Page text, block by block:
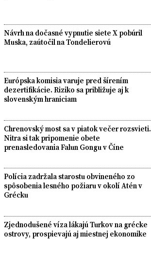
Návrh na dočasné vypnutie siete X pobúril
Muska, zaútočil na Tondelierovú
Európska komisia varuje pred šírením
dezertifikácie. Riziko sa približuje aj k
slovenským hraniciam
Chrenovský most sa v piatok večer rozsvieti.
Nitra si tak pripomenie obete
prenasledovania Falun Gongu v Číne
Polícia zadržala starostu obvineného zo
spôsobenia lesného požiaru v okolí Atén v
Grécku
Zjednodušené víza lákajú Turkov na grécke
ostrovy, prospievajú aj miestnej ekonomike